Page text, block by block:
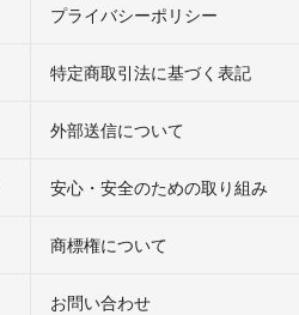
プライバシーポリシー
特定商取引法に基づく表記
外部送信について
安心・安全のための取り組み
商標権について
お問い合わせ